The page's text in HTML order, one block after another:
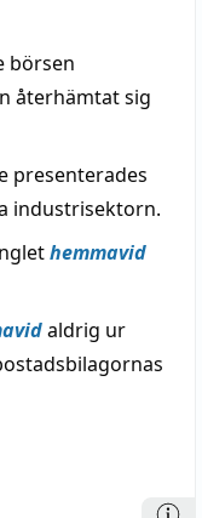
börsen
återhämtat sig
presenterades
industrisektorn.
hemmavid
aldrig ur